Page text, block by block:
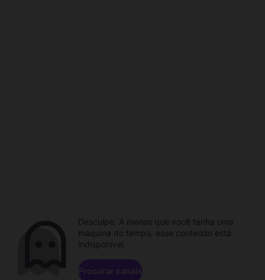
Desculpe. A menos que você tenha uma
máquina do tempo, esse conteúdo está
indisponível.
Procurar canais